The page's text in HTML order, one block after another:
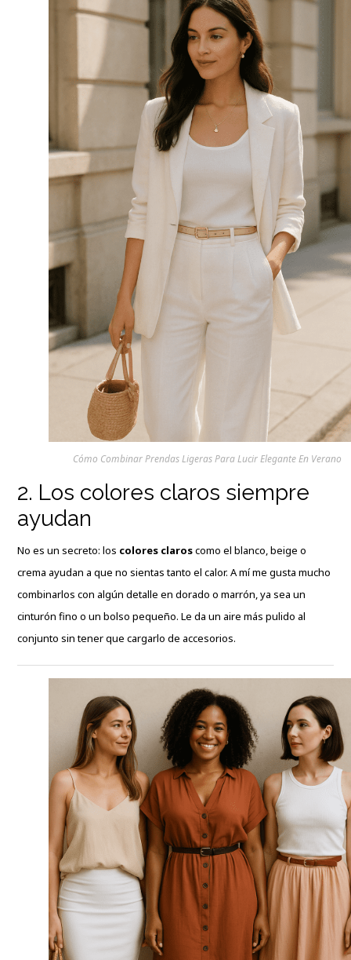
Cómo Combinar Prendas Ligeras Para Lucir Elegante En Verano
2. Los colores claros siempre
ayudan
No es un secreto: los colores claroscomo el blanco, beige o
crema ayudan a que no sientas tanto el calor. A mí me gusta mucho
combinarlos con algún detalle en dorado o marrón, ya sea un
cinturón fino o un bolso pequeño. Le da un aire más pulido al
conjunto sin tener que cargarlo de accesorios.